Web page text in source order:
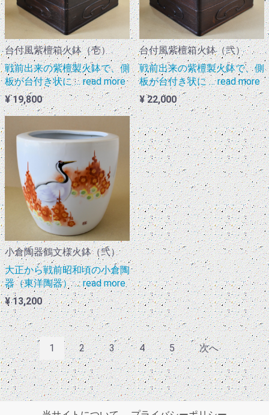
台付風紫檀箱火鉢（壱）
戦前出来の紫檀製火鉢で、側
板が台付き状に … read more
¥ 19,800
台付風紫檀箱火鉢（弐）
戦前出来の紫檀製火鉢で、側
板が台付き状に … read more
¥ 22,000
小倉陶器鶴文様火鉢（弐）
大正から戦前昭和頃の小倉陶
器（東洋陶器） … read more
¥ 13,200
1 2 3 4 5 次へ